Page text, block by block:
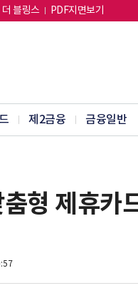
더 블링스 PDF지면보기
제2금융 금융일반
형 제휴카